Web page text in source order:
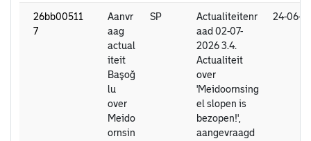
26bb00511
7
Aanvr
aag
actual
iteit
Başoğ
lu
over
Meido
ornsin
SP
Actualiteitenr
aad 02-07-
2026 3.4.
Actualiteit
over
'Meidoornsing
el slopen is
bezopen!',
aangevraagd
24-06-